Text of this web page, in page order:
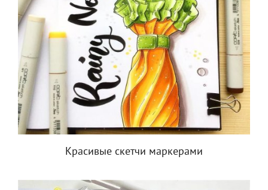
Красивые скетчи маркерами